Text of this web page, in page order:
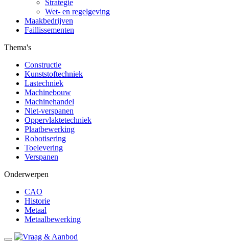
Strategie
Wet- en regelgeving
Maakbedrijven
Faillissementen
Thema's
Constructie
Kunststoftechniek
Lastechniek
Machinebouw
Machinehandel
Niet-verspanen
Oppervlaktetechniek
Plaatbewerking
Robotisering
Toelevering
Verspanen
Onderwerpen
CAO
Historie
Metaal
Metaalbewerking